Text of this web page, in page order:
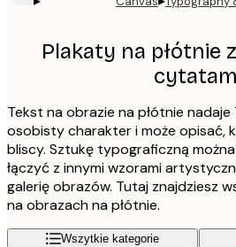
2026-
09
Plakaty na płótnie
Tekst na obrazie na płótnie
osobisty charakter i może opisać,
bliscy. Sztukę typograficzną
łączyć z innymi wzorami
galerię obrazów. Tutaj znajdziesz
na obrazach na płótnie.
Wszytkie kategorie